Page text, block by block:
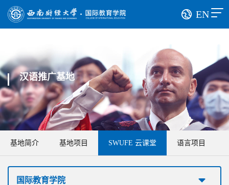
EN
汉语推广基地
基地简介 基地项目 SWUFE 云课堂 语言项目
国际教育学院